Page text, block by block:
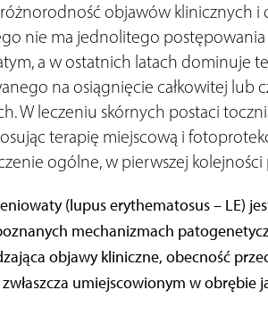
objawów klinicznych i
nie ma jednolitego
a w ostatnich latach dominuje
na osiągnięcie całkowitej lub
W leczeniu skórnych postaci
terapię miejscową i
ogólne, w pierwszej
(lupus erythematosus – LE)
mechanizmach
objawy kliniczne, obecność
umiejscowionym w obrębie